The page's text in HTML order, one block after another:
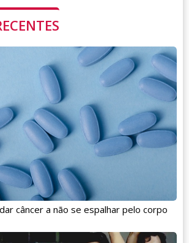
câncer a não se espalhar pelo corpo